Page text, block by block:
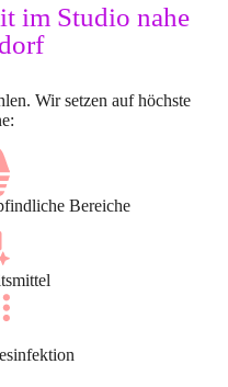
im Studio nahe
Wir setzen auf höchste
Bereiche